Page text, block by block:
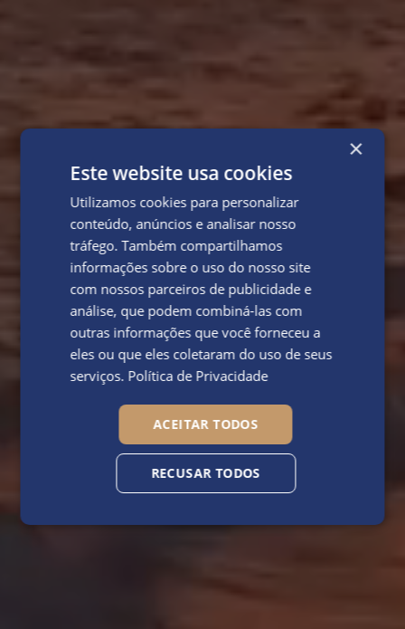
×
Este website usa cookies
Utilizamos cookies para personalizar
conteúdo, anúncios e analisar nosso
tráfego. Também compartilhamos
informações sobre o uso do nosso site
com nossos parceiros de publicidade e
análise, que podem combiná-las com
outras informações que você forneceu a
eles ou que eles coletaram do uso de seus
serviços. Política de Privacidade
ACEITAR TODOS
RECUSAR TODOS